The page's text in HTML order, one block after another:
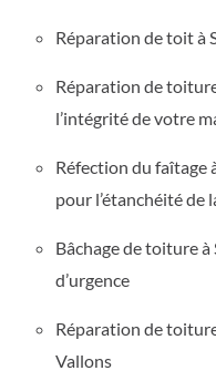
Réparation de toit à
Réparation de
l’intégrité de votre
Réfection du faîtage
pour l’étanchéité de
Bâchage de toiture
d’urgence
Réparation de
Vallons